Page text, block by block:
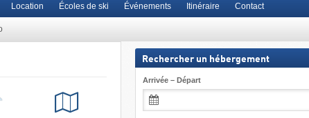
Location Écoles de ski Événements Itinéraire Contact
Rechercher un hébergement
Arrivée – Départ